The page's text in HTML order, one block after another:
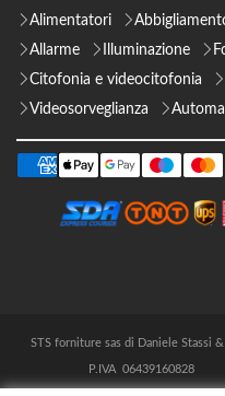
Alimentatori
Allarme
Illuminazione
Citofonia e videocitofonia
Videosorveglianza
STS forniture sas di Daniele Stassi
P.IVA 06439160828